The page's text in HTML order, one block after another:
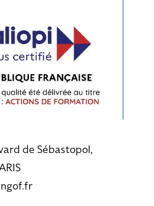
de Sébastopol,